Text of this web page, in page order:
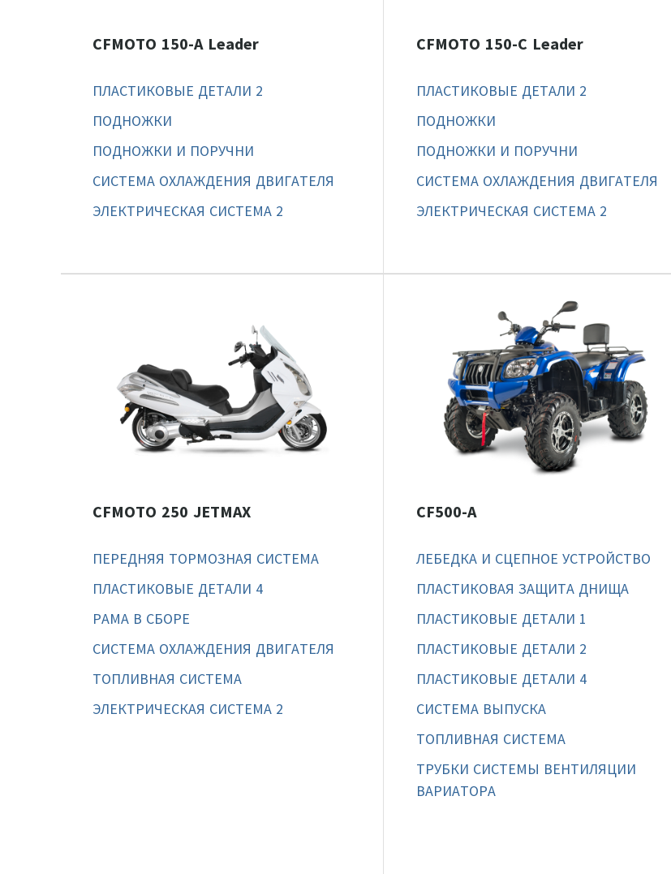
CFMOTO 150-A Leader
ПЛАСТИКОВЫЕ ДЕТАЛИ 2
ПОДНОЖКИ
ПОДНОЖКИ И ПОРУЧНИ
СИСТЕМА ОХЛАЖДЕНИЯ ДВИГАТЕЛЯ
ЭЛЕКТРИЧЕСКАЯ СИСТЕМА 2
CFMOTO 150-C Leader
ПЛАСТИКОВЫЕ ДЕТАЛИ 2
ПОДНОЖКИ
ПОДНОЖКИ И ПОРУЧНИ
СИСТЕМА ОХЛАЖДЕНИЯ ДВИГАТЕЛЯ
ЭЛЕКТРИЧЕСКАЯ СИСТЕМА 2
CFMOTO 250 JETMAX
ПЕРЕДНЯЯ ТОРМОЗНАЯ СИСТЕМА
ПЛАСТИКОВЫЕ ДЕТАЛИ 4
РАМА В СБОРЕ
СИСТЕМА ОХЛАЖДЕНИЯ ДВИГАТЕЛЯ
ТОПЛИВНАЯ СИСТЕМА
ЭЛЕКТРИЧЕСКАЯ СИСТЕМА 2
CF500-A
ЛЕБЕДКА И СЦЕПНОЕ УСТРОЙСТВО
ПЛАСТИКОВАЯ ЗАЩИТА ДНИЩА
ПЛАСТИКОВЫЕ ДЕТАЛИ 1
ПЛАСТИКОВЫЕ ДЕТАЛИ 2
ПЛАСТИКОВЫЕ ДЕТАЛИ 4
СИСТЕМА ВЫПУСКА
ТОПЛИВНАЯ СИСТЕМА
ТРУБКИ СИСТЕМЫ ВЕНТИЛЯЦИИ
ВАРИАТОРА